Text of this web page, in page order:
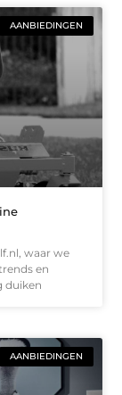
AANBIEDINGEN
waar we
en
duiken
AANBIEDINGEN